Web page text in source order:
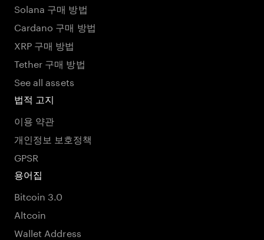
Solana 구매 방법
Cardano 구매 방법
XRP 구매 방법
Tether 구매 방법
See all assets
법적 고지
이용 약관
개인정보 보호정책
GPSR
용어집
Bitcoin 3.0
Altcoin
Wallet Address